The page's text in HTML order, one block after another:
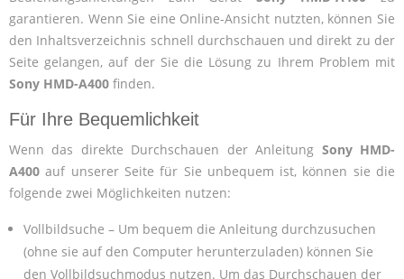
garantieren. Wenn Sie eine Online-Ansicht nutzten, können Sie
den Inhaltsverzeichnis schnell durchschauen und direkt zu der
Seite gelangen, auf der Sie die Lösung zu Ihrem Problem mit
Sony HMD-A400 finden.
Für Ihre Bequemlichkeit
Wenn das direkte Durchschauen der Anleitung Sony HMD-
A400 auf unserer Seite für Sie unbequem ist, können sie die
folgende zwei Möglichkeiten nutzen:
Vollbildsuche – Um bequem die Anleitung durchzusuchen
(ohne sie auf den Computer herunterzuladen) können Sie
den Vollbildsuchmodus nutzen. Um das Durchschauen der